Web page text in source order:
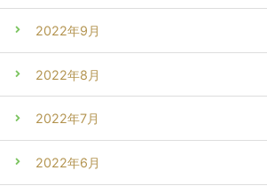
2022年9月
2022年8月
2022年7月
2022年6月